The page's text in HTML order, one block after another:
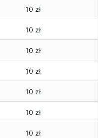
10 zł
10 zł
10 zł
10 zł
10 zł
10 zł
10 zł